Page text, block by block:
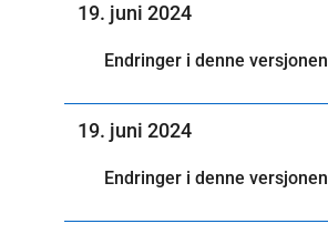
19. juni 2024
Endringer i denne versjonen
19. juni 2024
Endringer i denne versjonen